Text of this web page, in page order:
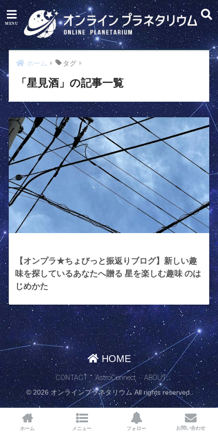
ホーム タグ
「星見酒」の記事一覧
【オンプラ★ちょびっと振返りブログ】新しい趣
味を探しているあなたへ贈る 星を楽しむ趣味 のは
じめかた
HOME
CONTACT AstroConnect ABOUT
© 2026 オンラインプラネタリウム All rights reserved.
ホーム メニュー フォロー お問い合わせ